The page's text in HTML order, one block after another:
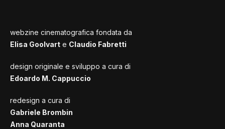
webzine cinematografica fondata da
Elisa Goolvart e Claudio Fabretti
design originale e sviluppo a cura di
Edoardo M. Cappuccio
redesign a cura di
Gabriele Brombin
Anna Quaranta